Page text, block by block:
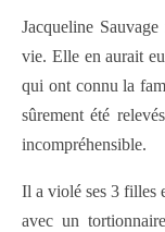
Jacqueline
vie. Elle en aurait
qui ont connu la
sûrement été
incompréhensible.
Il a violé ses 3 filles
avec un